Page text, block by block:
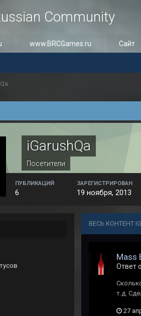
Community
www.BRCGames.ru Сайт
iGarushQa
Посетители
ПУБЛИКАЦИЙ
6
ЗАРЕГИСТРИРОВАН
19 ноября, 2013
ВЕСЬ КОНТЕНТ
Mass
Ответ
т.д.
27